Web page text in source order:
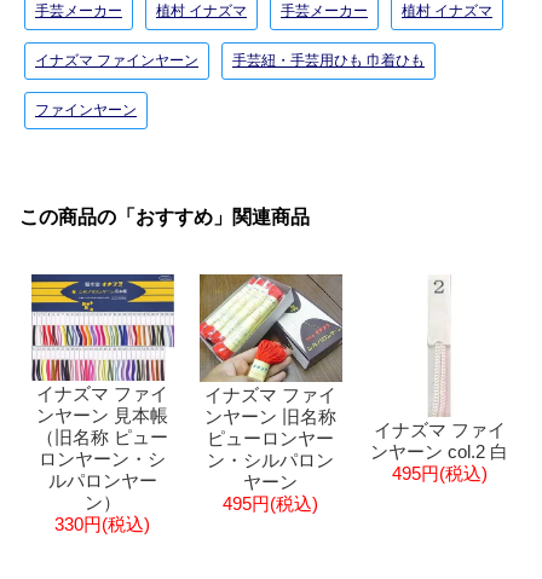
手芸メーカー 植村 イナズマ 手芸メーカー 植村 イナズマ
イナズマ ファインヤーン 手芸紐・手芸用ひも 巾着ひも
ファインヤーン
この商品の「おすすめ」関連商品
イナズマ ファイ
ンヤーン 見本帳
（旧名称 ピュー
ロンヤーン・シ
ルパロンヤー
ン）
330円(税込)
イナズマ ファイ
ンヤーン 旧名称
ピューロンヤー
ン・シルパロン
ヤーン
495円(税込)
イナズマ ファイ
ンヤーン col.2 白
495円(税込)